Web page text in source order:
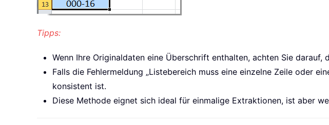
Tipps:
Wenn Ihre Originaldaten eine Überschrift enthalten, achten Sie
Falls die Fehlermeldung „Listebereich muss eine einzelne Zeile oder
konsistent ist.
Diese Methode eignet sich ideal für einmalige Extraktionen, ist aber